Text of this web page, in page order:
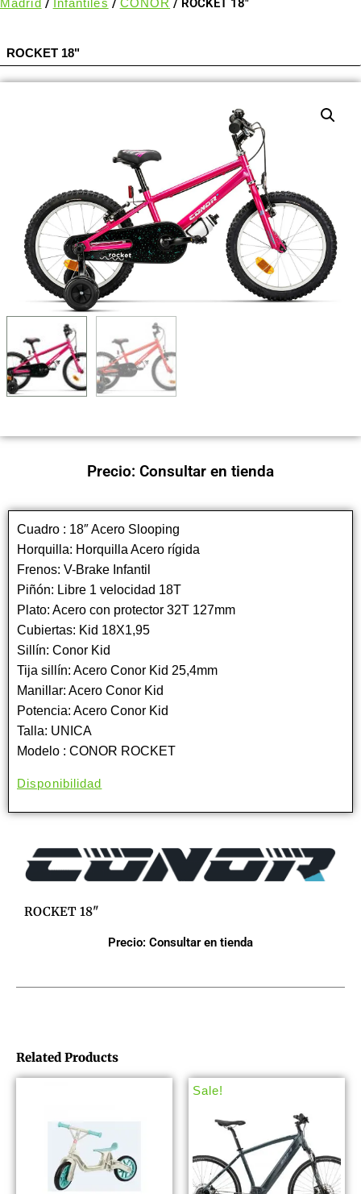
Madrid / Infantiles / CONOR / ROCKET 18″
ROCKET 18"
Precio: Consultar en tienda
Cuadro : 18″ Acero Slooping
Horquilla: Horquilla Acero rígida
Frenos: V-Brake Infantil
Piñón: Libre 1 velocidad 18T
Plato: Acero con protector 32T 127mm
Cubiertas: Kid 18X1,95
Sillín: Conor Kid
Tija sillín: Acero Conor Kid 25,4mm
Manillar: Acero Conor Kid
Potencia: Acero Conor Kid
Talla: UNICA
Modelo : CONOR ROCKET
Disponibilidad
ROCKET 18"
Precio: Consultar en tienda
Related Products
Sale!